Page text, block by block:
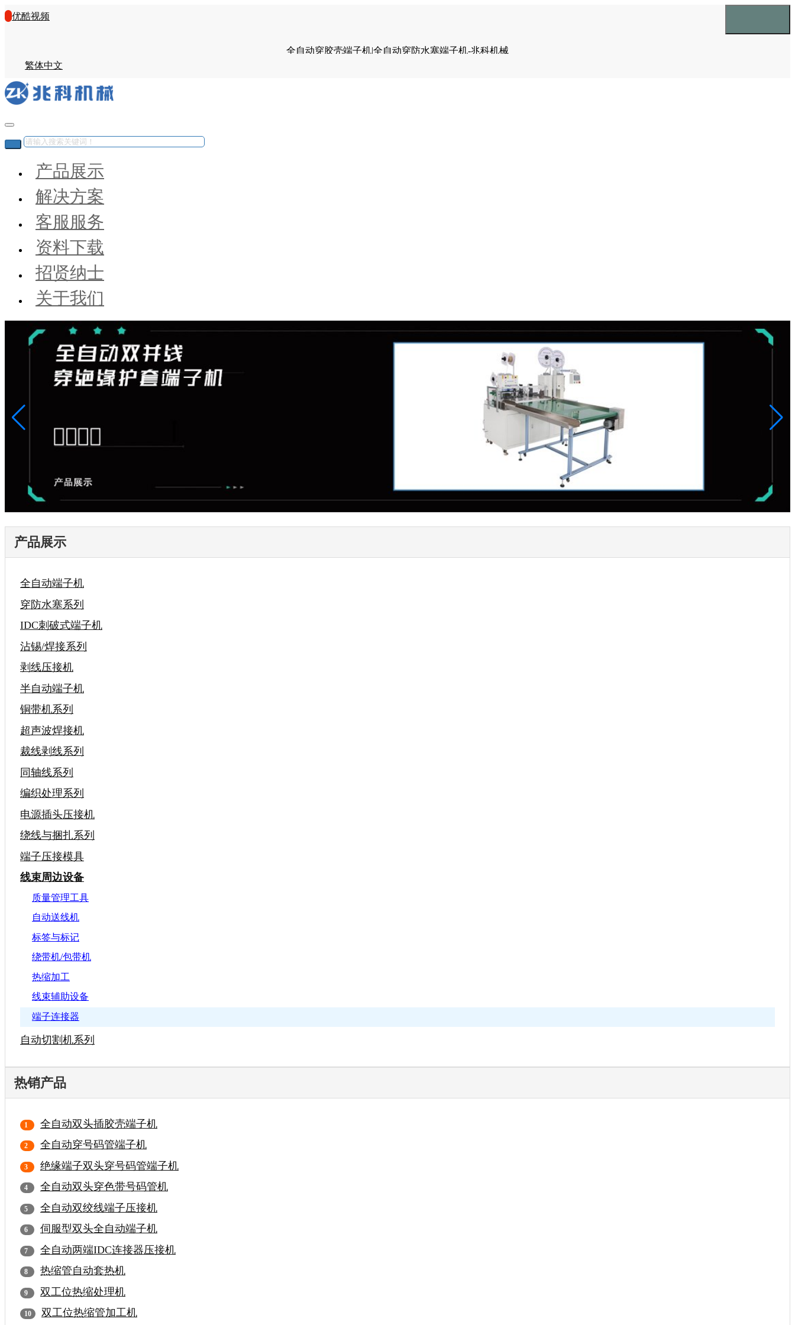
优酷视频
全自动穿胶壳端子机|全自动穿防水塞端子机-兆科机械
繁体中文
产品展示
解决方案
客服服务
资料下载
招贤纳士
关于我们
产品展示
全自动端子机
穿防水塞系列
IDC刺破式端子机
沾锡/焊接系列
剥线压接机
半自动端子机
铜带机系列
超声波焊接机
裁线剥线系列
同轴线系列
编织处理系列
电源插头压接机
绕线与捆扎系列
端子压接模具
线束周边设备
质量管理工具
自动送线机
标签与标记
绕带机/包带机
热缩加工
线束辅助设备
端子连接器
自动切割机系列
热销产品
全自动双头插胶壳端子机
全自动穿号码管端子机
绝缘端子双头穿号码管端子机
全自动双头穿色带号码管机
全自动双绞线端子压接机
伺服型双头全自动端子机
全自动两端IDC连接器压接机
热缩管自动套热机
双工位热缩处理机
双工位热缩管加工机